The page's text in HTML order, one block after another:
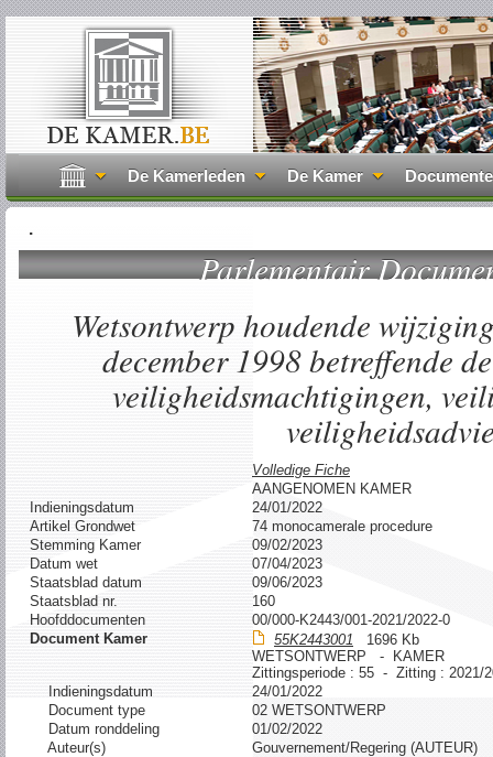
De Kamerleden De Kamer
.
Parlementair
Wetsontwerp houdende
december 1998 betreffende
veiligheidsmachtigingen,
Volledige Fiche
AANGENOMEN KAMER
Indieningsdatum
24/01/2022
Artikel Grondwet
74 monocamerale procedure
Stemming Kamer
09/02/2023
Datum wet
07/04/2023
Staatsblad datum
09/06/2023
Staatsblad nr.
160
Hoofddocumenten
00/000-K2443/001-2021/2022-0
Document Kamer
55K2443001 1696 Kb
WETSONTWERP - KAMER
Zittingsperiode : 55 - Zitting : 2021/
Indieningsdatum
24/01/2022
Document type
02 WETSONTWERP
Datum ronddeling
01/02/2022
Auteur(s)
Gouvernement/Regering (AUTEUR)